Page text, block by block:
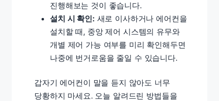
진행해보는 것이 좋습니다.
설치 시 확인: 새로 이사하거나 에어컨을
설치할 때, 중앙 제어 시스템의 유무와
개별 제어 가능 여부를 미리 확인해두면
나중에 번거로움을 줄일 수 있습니다.
갑자기 에어컨이 말을 듣지 않아도 너무
당황하지 마세요. 오늘 알려드린 방법들을